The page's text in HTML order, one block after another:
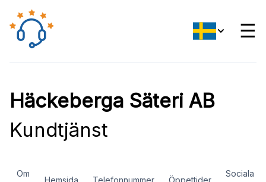
☰
Häckeberga Säteri AB
Kundtjänst
Om
Hemsida Telefonnummer Öppettider
Sociala